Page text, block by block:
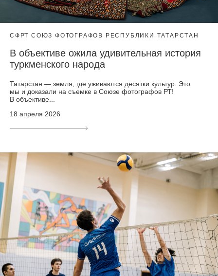
СФРТ СОЮЗ ФОТОГРАФОВ РЕСПУБЛИКИ ТАТАРСТАН
В объективе ожила удивительная история
туркменского народа
Татарстан — земля, где уживаются десятки культур. Это
мы и доказали на съемке в Союзе фотографов РТ!
В объективе...
18 апреля 2026